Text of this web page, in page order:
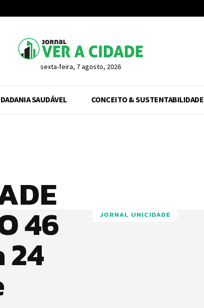
sexta-feira, 7 agosto, 2026
SAUDÁVEL CONCEITO & SUSTENTABILIDADE
46
24
JORNAL UNICIDADE